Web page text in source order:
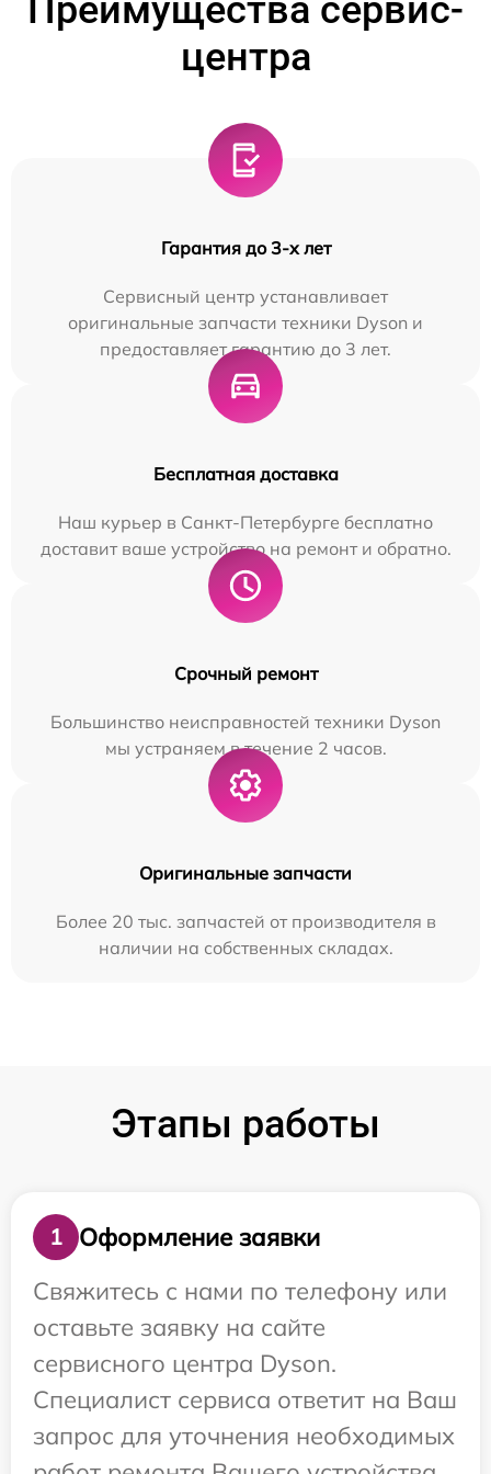
Преимущества сервис-
центра
Гарантия до 3-х лет
Сервисный центр устанавливает
оригинальные запчасти техники Dyson и
предоставляет гарантию до 3 лет.
Бесплатная доставка
Наш курьер в Санкт-Петербурге бесплатно
доставит ваше устройство на ремонт и обратно.
Срочный ремонт
Большинство неисправностей техники Dyson
мы устраняем в течение 2 часов.
Оригинальные запчасти
Более 20 тыс. запчастей от производителя в
наличии на собственных складах.
Этапы работы
1
Оформление заявки
Свяжитесь с нами по телефону или
оставьте заявку на сайте
сервисного центра Dyson.
Специалист сервиса ответит на Ваш
запрос для уточнения необходимых